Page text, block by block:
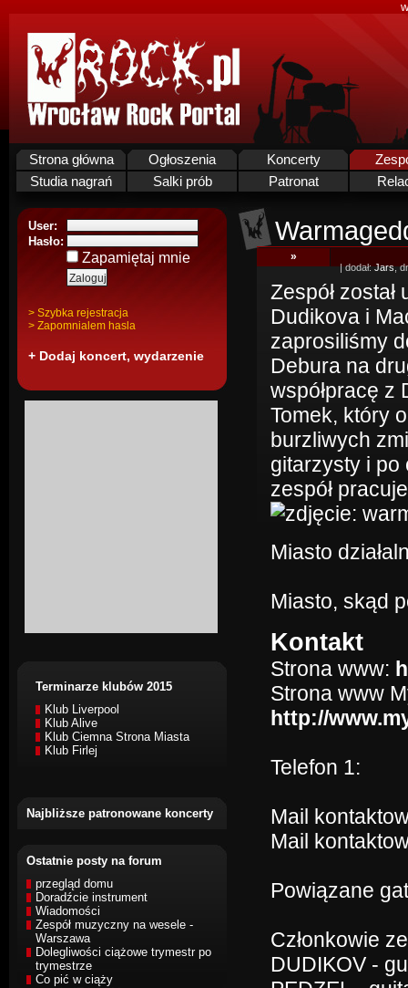
Strona główna Ogłoszenia Koncerty
Studia nagrań
Salki prób Patronat
User:
Hasło:
Zapamiętaj mnie
> Szybka rejestracja
> Zapomnialem hasla
+ Dodaj koncert, wydarzenie
Terminarze klubów 2015
Klub Liverpool
Klub Alive
Klub Ciemna Strona Miasta
Klub Firlej
Najbliższe patronowane koncerty
Ostatnie posty na forum
przegląd domu
Doradźcie instrument
Wiadomości
Zespół muzyczny na wesele -
Warszawa
Dolegliwości ciążowe trymestr po
trymestrze
Co pić w ciąży
»
| dodał:Jars,
Zespół
Dudikova i
zaprosiliśmy
Debura na
współpracę z
Tomek, który
burzliwych
gitarzysty i po
zespół
Miasto
Miasto, skąd
Kontakt
Strona www:
Strona www
http://
Telefon 1:
Mail
Mail
Powiązane
Członkowie
DUDIKOV -